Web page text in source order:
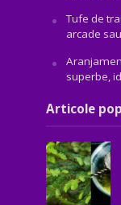
Tufe de
arcade
superbe,
Articole